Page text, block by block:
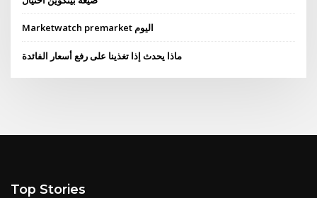
Marketwatch premarket اليوم
ماذا يحدث إذا تغذينا على رفع أسعار الفائدة
Top Stories